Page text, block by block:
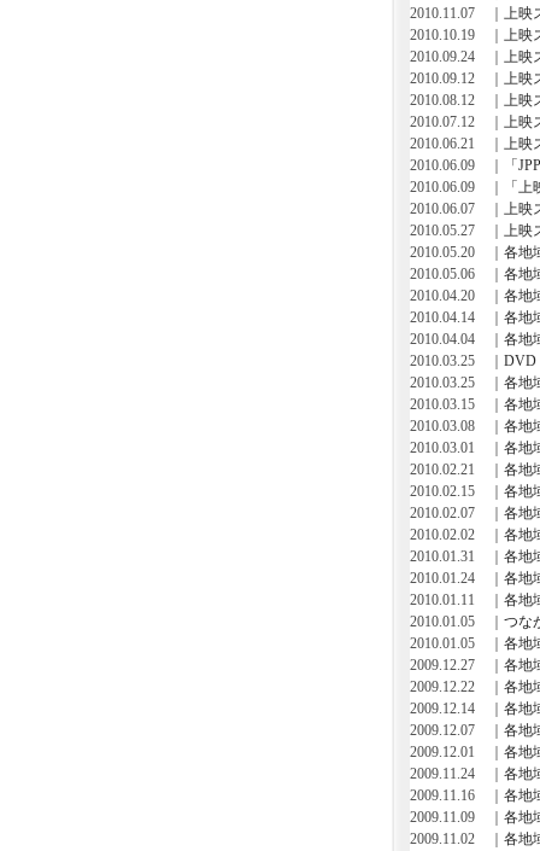
2010.11.07 ｜ 上映
2010.10.19 ｜ 上映
2010.09.24 ｜ 上映
2010.09.12 ｜ 上映
2010.08.12 ｜ 上映
2010.07.12 ｜ 上映
2010.06.21 ｜ 上映
2010.06.09 ｜
「
2010.06.09 ｜
「
2010.06.07 ｜ 上映
2010.05.27 ｜ 上映
2010.05.20 ｜ 各地
2010.05.06 ｜ 各地
2010.04.20 ｜ 各地
2010.04.14 ｜ 各地
2010.04.04 ｜ 各地
2010.03.25 ｜ DVD
2010.03.25 ｜ 各地
2010.03.15 ｜ 各地
2010.03.08 ｜ 各地
2010.03.01 ｜ 各地
2010.02.21 ｜ 各地
2010.02.15 ｜ 各地
2010.02.07 ｜ 各地
2010.02.02 ｜ 各地
2010.01.31 ｜ 各地
2010.01.24 ｜ 各地
2010.01.11 ｜ 各地
2010.01.05 ｜ つな
2010.01.05 ｜ 各地
2009.12.27 ｜ 各地
2009.12.22 ｜ 各地
2009.12.14 ｜ 各地
2009.12.07 ｜ 各地
2009.12.01 ｜ 各地
2009.11.24 ｜ 各地
2009.11.16 ｜ 各地
2009.11.09 ｜ 各地
2009.11.02 ｜ 各地